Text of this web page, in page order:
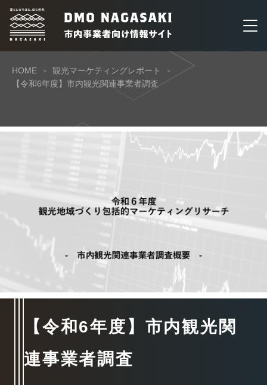
HOME
観光マーケティングレポート
【令和6年度】市内観光関連事業者調査
【令和6年度】市内観光関
連事業者調査